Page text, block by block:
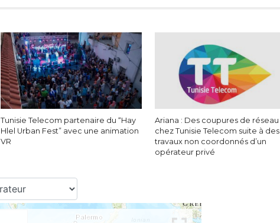
Tunisie Telecom partenaire du “Hay
Hlel Urban Fest” avec une animation
VR
Ariana : Des coupures de réseau
chez Tunisie Telecom suite à des
travaux non coordonnés d’un
opérateur privé